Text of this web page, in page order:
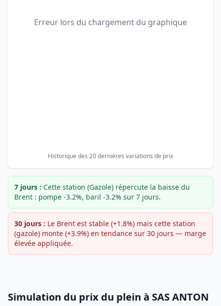
Erreur lors du chargement du graphique
Historique des 20 dernières variations de prix
7 jours : Cette station (Gazole) répercute la baisse du
Brent : pompe -3.2%, baril -3.2% sur 7 jours.
30 jours : Le Brent est stable (+1.8%) mais cette station
(gazole) monte (+3.9%) en tendance sur 30 jours — marge
élevée appliquée.
Simulation du prix du plein à SAS ANTON